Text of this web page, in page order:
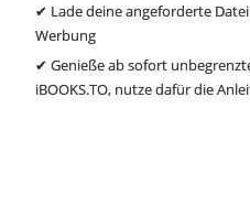
✔ Lade deine angeforderte
Werbung
✔ Genieße ab sofort
iBOOKS.TO, nutze dafür die